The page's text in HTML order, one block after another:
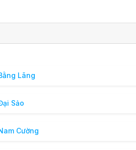
Lãng
Sảo
Cường